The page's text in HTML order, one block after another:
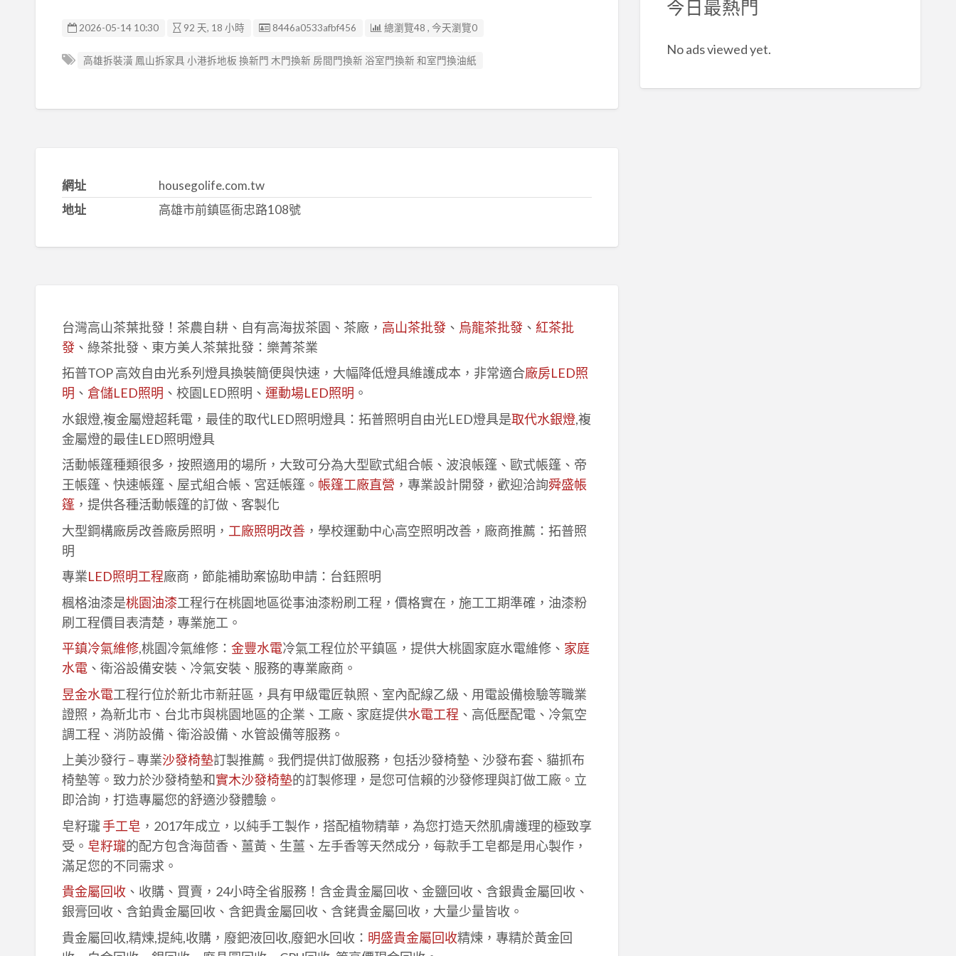
2026-05-14 10:30 92 天, 18 小時 廣告编號
8446a0533afbf456 總瀏覽48 , 今天瀏覽0
高雄拆裝潢 鳳山拆家具 小港拆地板 換新門 木門換新 房間門換新 浴室門換新 和室門換油紙
網址
housegolife.com.tw
地址
高雄市前鎮區衙忠路108號
台灣高山茶葉批發！茶農自耕、自有高海拔茶園、茶廠， 高山茶批發、 烏龍茶批發、 紅茶批
發、綠茶批發、東方美人茶葉批發：樂菁茶業
拓普TOP 高效自由光系列燈具換裝簡便與快速，大幅降低燈具維護成本，非常適合廠房LED照
明 、 倉儲LED照明 、校園LED照明、 運動場LED照明 。
水銀燈,複金屬燈超耗電，最佳的取代LED照明燈具：拓普照明自由光LED燈具是取代水銀燈,複
金屬燈的最佳LED照明燈具
活動帳篷種類很多，按照適用的場所，大致可分為大型歐式組合帳、波浪帳篷、歐式帳篷、帝
王帳篷、快速帳篷、屋式組合帳、宮廷帳篷。 帳篷工廠直營 ，專業設計開發，歡迎洽詢舜盛帳
篷，提供各種活動帳篷的訂做、客製化
大型鋼構廠房改善廠房照明， 工廠照明改善，學校運動中心高空照明改善，廠商推薦：拓普照
明
專業LED照明工程廠商，節能補助案協助申請：台鈺照明
楓格油漆是桃園油漆工程行在桃園地區從事油漆粉刷工程，價格實在，施工工期準確，油漆粉
刷工程價目表清楚，專業施工。
平鎮冷氣維修,桃園冷氣維修： 金豐水電冷氣工程位於平鎮區，提供大桃園家庭水電維修、 家庭
水電、衛浴設備安裝、冷氣安裝、服務的專業廠商。
昱金水電工程行位於新北市新莊區，具有甲級電匠執照、室內配線乙級、用電設備檢驗等職業
證照，為新北市、台北市與桃園地區的企業、工廠、家庭提供水電工程 、高低壓配電、冷氣空
調工程、消防設備、衛浴設備、水管設備等服務。
上美沙發行 – 專業沙發椅墊訂製推薦。我們提供訂做服務，包括沙發椅墊、沙發布套、貓抓布
椅墊等。致力於沙發椅墊和實木沙發椅墊的訂製修理，是您可信賴的沙發修理與訂做工廠。立
即洽詢，打造專屬您的舒適沙發體驗。
皂籽瓏手工皂 ，2017年成立，以純手工製作，搭配植物精華，為您打造天然肌膚護理的極致享
受。 皂籽瓏的配方包含海茴香、薑黃、生薑、左手香等天然成分，每款手工皂都是用心製作，
滿足您的不同需求。
貴金屬回收、收購、買賣，24小時全省服務！含金貴金屬回收、金鹽回收、含銀貴金屬回收、
銀膏回收、含鉑貴金屬回收、含鈀貴金屬回收、含銠貴金屬回收，大量少量皆收。
貴金屬回收,精煉,提純,收購，廢鈀液回收,廢鈀水回收： 明盛貴金屬回收精煉，專精於黃金回
今日最熱門
No ads viewed yet.